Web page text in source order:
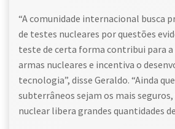
“A comunidade internacional busca
de testes nucleares por questões
teste de certa forma contribui para
armas nucleares e incentiva o
tecnologia”, disse Geraldo. “Ainda
subterrâneos sejam os mais
nuclear libera grandes quantidades